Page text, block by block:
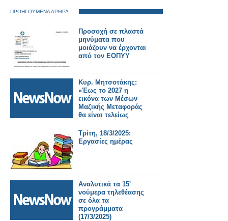
ΠΡΟΗΓΟΥΜΕΝΑ ΑΡΘΡΑ
Προσοχή σε πλαστά
μηνύματα που
μοιάζουν να έρχονται
από τον ΕΟΠΥΥ
Κυρ. Μητσοτάκης:
«Έως το 2027 η
εικόνα των Μέσων
Μαζικής Μεταφοράς
θα είναι τελείως
διαφορετική»
Τρίτη, 18/3/2025:
Εργασίες ημέρας
Αναλυτικά τα 15'
νούμερα τηλεθέασης
σε όλα τα
προγράμματα
(17/3/2025)